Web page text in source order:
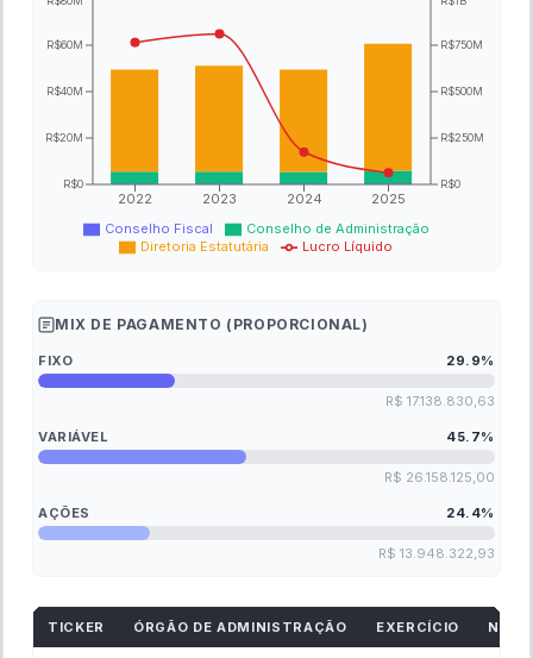
Conselho Fiscal
Conselho de Administração
Diretoria Estatutária
Lucro Líquido
2022 2023 2024 2025
R$0
R$20M
R$40M
R$60M
R$0
R$250M
R$500M
R$750M
MIX DE PAGAMENTO (PROPORCIONAL)
FIXO 29.9%
R$ 17.138.830,63
VARIÁVEL 45.7%
R$ 26.158.125,00
AÇÕES 24.4%
R$ 13.948.322,93
TICKER ÓRGÃO DE ADMINISTRAÇÃO EXERCÍCIO NR.